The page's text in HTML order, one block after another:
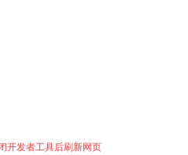
开发者工具后刷新网页